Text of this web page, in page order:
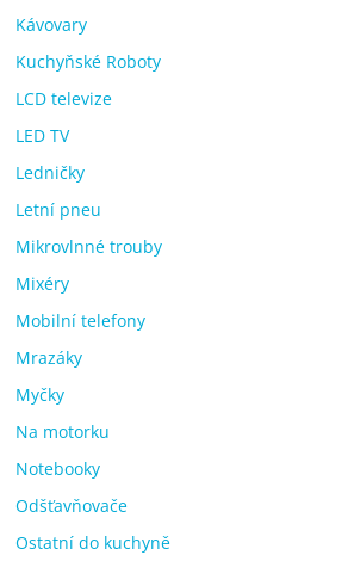
Kávovary
Kuchyňské Roboty
LCD televize
LED TV
Ledničky
Letní pneu
Mikrovlnné trouby
Mixéry
Mobilní telefony
Mrazáky
Myčky
Na motorku
Notebooky
Odšťavňovače
Ostatní do kuchyně